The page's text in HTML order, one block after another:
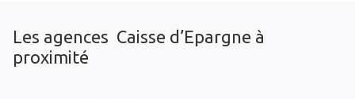
Les agences Caisse d’Epargne à
proximité